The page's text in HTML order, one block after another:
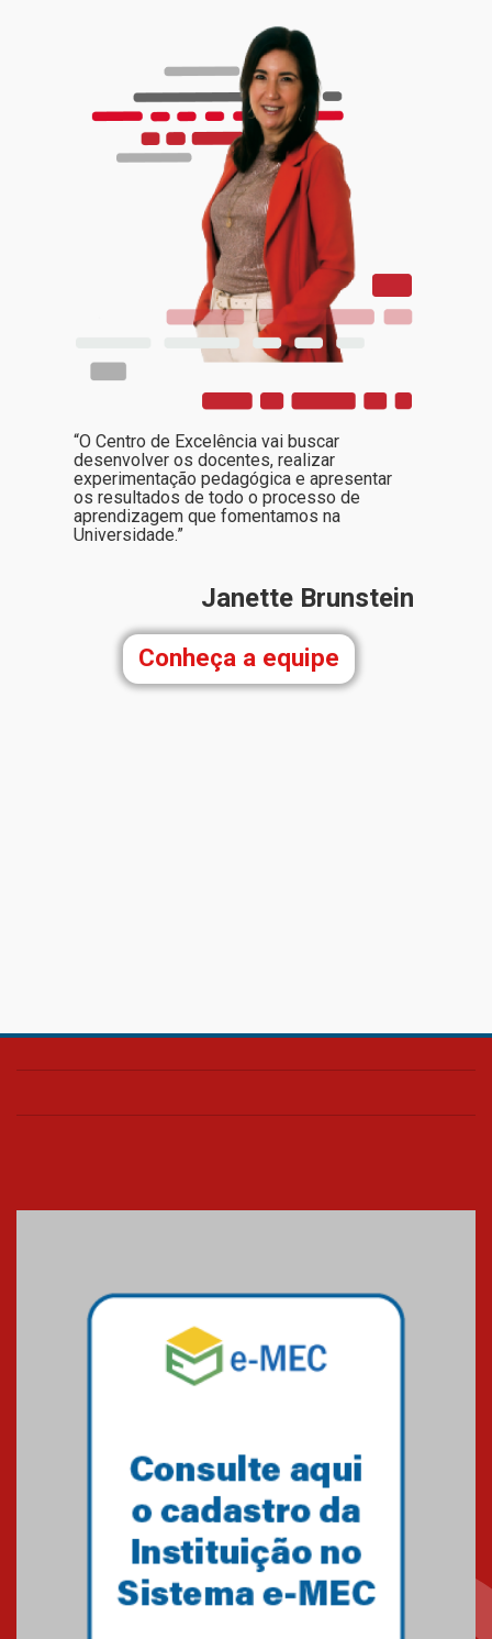
“O Centro de Excelência vai buscar
desenvolver os docentes, realizar
experimentação pedagógica e apresentar
os resultados de todo o processo de
aprendizagem que fomentamos na
Universidade.”
Janette Brunstein
Conheça a equipe